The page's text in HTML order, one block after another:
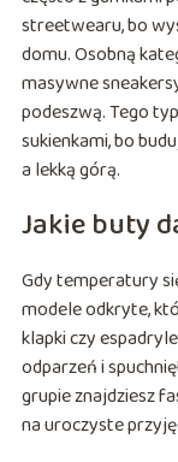
streetwearu, bo
domu. Osobną
masywne
podeszwą. Tego
sukienkami, bo
a lekką górą.
Jakie buty
Gdy temperatury
modele odkryte,
klapki czy
odparzeń i
grupie znajdziesz
na uroczyste